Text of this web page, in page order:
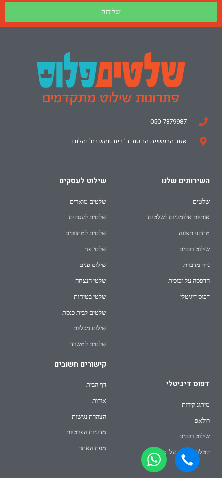
שליחה
050-7879987
אזור התעשייה הר טוב ב' בית שמש רח' יהלום
השירותים שלנו
שלטים
אותיות אלומיניום לשלטים
מתקני תצוגה
שילוט רכבים
גדר מדברת
הדפסה על זכוכית
דפוס דיגיטלי
שילוט לעסקים
שלטים מוארים
שלטים לעסקים
שלטים למתווכים
שלטי פח
שילוט פנים
שלטי הנצחה
שלטי בטיחות
שלטים לבית כנסת
שילוט מכליות
שלטים למשרד
דפוס דיגיטלי
מיתוג קירות
רולאפ
שילוט רכבים
קטלוג הדפסה על זכוכית
קישורים חשובים
דף הבית
אודות
הצהרת נגישות
מדיניות הפרטיות
מפת האתר